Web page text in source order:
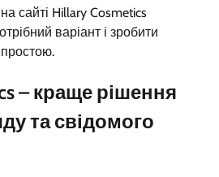
сайті Hillary Cosmetics
варіант і зробити
– краще рішення
та свідомого